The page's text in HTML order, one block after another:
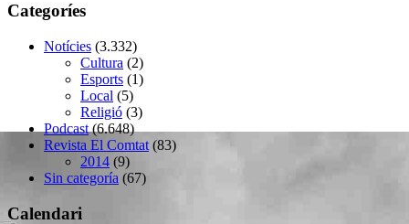
Categoríes
Notícies (3.332)
Cultura (2)
Esports (1)
Local (5)
Religió (3)
Podcast(6.648)
Revista El Comtat (83)
2014 (9)
Sin categoría (67)
Calendari